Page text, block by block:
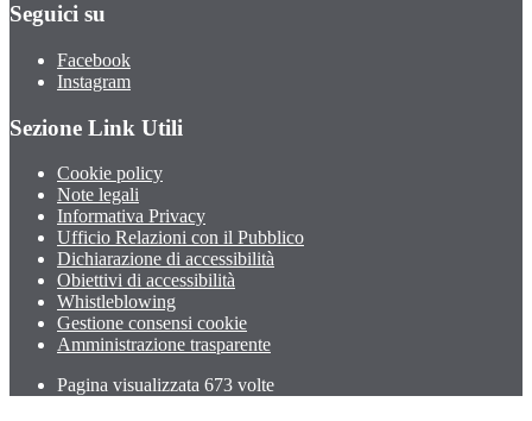
Seguici su
Facebook
Instagram
Sezione Link Utili
Cookie policy
Note legali
Informativa Privacy
Ufficio Relazioni con il Pubblico
Dichiarazione di accessibilità
Obiettivi di accessibilità
Whistleblowing
Gestione consensi cookie
Amministrazione trasparente
Pagina visualizzata 673 volte